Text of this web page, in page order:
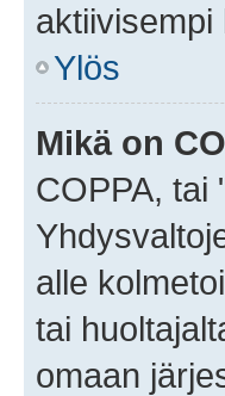
Ylös
Mikä on
COPPA, tai
alle
tai
omaan